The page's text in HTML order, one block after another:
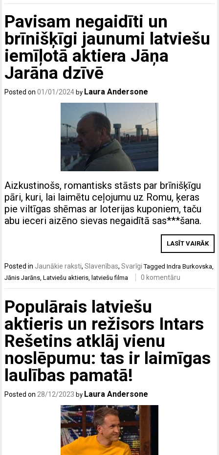
Pavisam negaidīti un
brīnišķīgi jaunumi latviešu
iemīļotā aktiera Jāņa
Jarāna dzīvē
Posted on01/01/2024 by Laura Andersone
Aizkustinošs, romantisks stāsts par brīnišķīgu
pāri, kuri, lai laimētu ceļojumu uz Romu, ķeras
pie viltīgas shēmas ar loterijas kuponiem, taču
abu ieceri aizēno sievas negaidītā sas***šana.
LASĪT VAIRĀK
Posted in Jaunākie raksti,Slavenības,Svarīgi TaggedIndra Burkovska,
Jānis Jarāns,Latviešu aktieris, latviešu filma 0 komentāru
Populārais latviešu
aktieris un režisors Intars
Rešetins atklāj vienu
noslēpumu: tas ir laimīgas
laulības pamatā!
Posted on 28/12/2023 by Laura Andersone